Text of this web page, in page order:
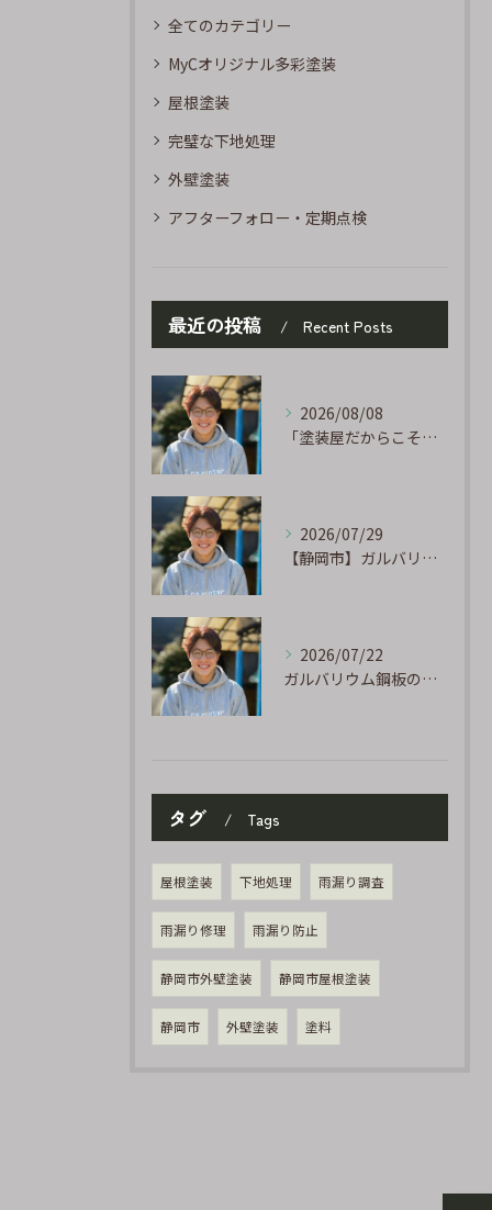
全てのカテゴリー
MyCオリジナル多彩塗装
屋根塗装
完璧な下地処理
外壁塗装
アフターフォロー・定期点検
最近の投稿 Recent Posts
2026/08/08
「塗装屋だからこそ分かる防水の話」〜下地処理が寿命を決める〜
2026/07/29
【静岡市】ガルバリウム外壁のサビ補修｜タッチアップ塗装の手順を職人が解説
2026/07/22
ガルバリウム鋼板の「傷」と「チョーキング」、実は深くつながっています
タグ Tags
屋根塗装 下地処理 雨漏り調査
雨漏り修理 雨漏り防止
静岡市外壁塗装 静岡市屋根塗装
静岡市 外壁塗装 塗料